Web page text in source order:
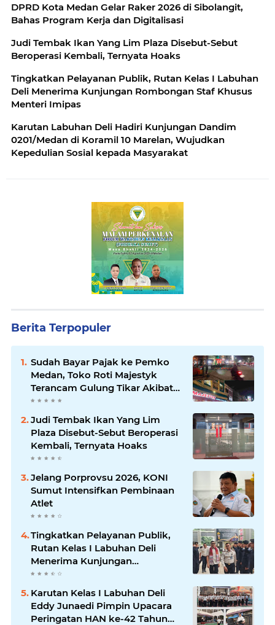
Strategis
DPRD Kota Medan Gelar Raker 2026 di Sibolangit,
Bahas Program Kerja dan Digitalisasi
Judi Tembak Ikan Yang Lim Plaza Disebut-Sebut
Beroperasi Kembali, Ternyata Hoaks
Tingkatkan Pelayanan Publik, Rutan Kelas I Labuhan
Deli Menerima Kunjungan Rombongan Staf Khusus
Menteri Imipas
Karutan Labuhan Deli Hadiri Kunjungan Dandim
0201/Medan di Koramil 10 Marelan, Wujudkan
Kepedulian Sosial kepada Masyarakat
Berita Terpopuler
Sudah Bayar Pajak ke Pemko
Medan, Toko Roti Majestyk
Terancam Gulung Tikar Akibat
Akses Jalan Ditutup Pedagang
Judi Tembak Ikan Yang Lim
Plaza Disebut-Sebut Beroperasi
Kembali, Ternyata Hoaks
Jelang Porprovsu 2026, KONI
Sumut Intensifkan Pembinaan
Atlet
Tingkatkan Pelayanan Publik,
Rutan Kelas I Labuhan Deli
Menerima Kunjungan
Rombongan Staf Khusus
Karutan Kelas I Labuhan Deli
Eddy Junaedi Pimpin Upacara
Peringatan HAN ke-42 Tahun